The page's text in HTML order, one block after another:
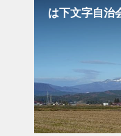
は下文字自治